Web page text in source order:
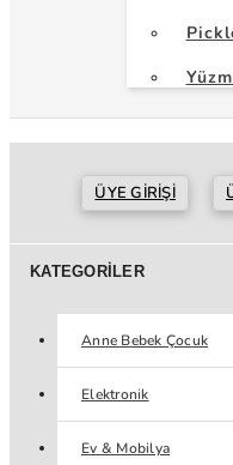
ÜYE GIRIŞI
KATEGORILER
Anne Bebek Çocuk
Elektronik
Ev & Mobilya